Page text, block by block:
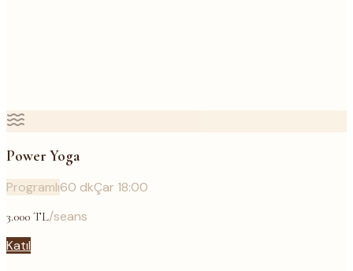
Power Yoga
Programlı60 dkÇar 18:00
3.000 TL/seans
Katıl